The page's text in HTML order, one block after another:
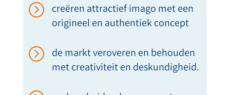
= creëren attractief imago met een
origineel en authentiek concept
=
de markt veroveren en behouden
met creativiteit en deskundigheid.